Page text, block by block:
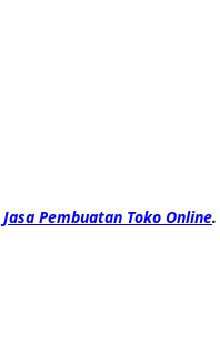
Jasa Pembuatan Toko Online.